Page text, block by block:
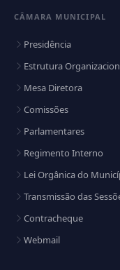
CÂMARA MUNICIPAL
Presidência
Estrutura
Mesa Diretora
Comissões
Parlamentares
Regimento Interno
Lei Orgânica do
Transmissão das
Contracheque
Webmail